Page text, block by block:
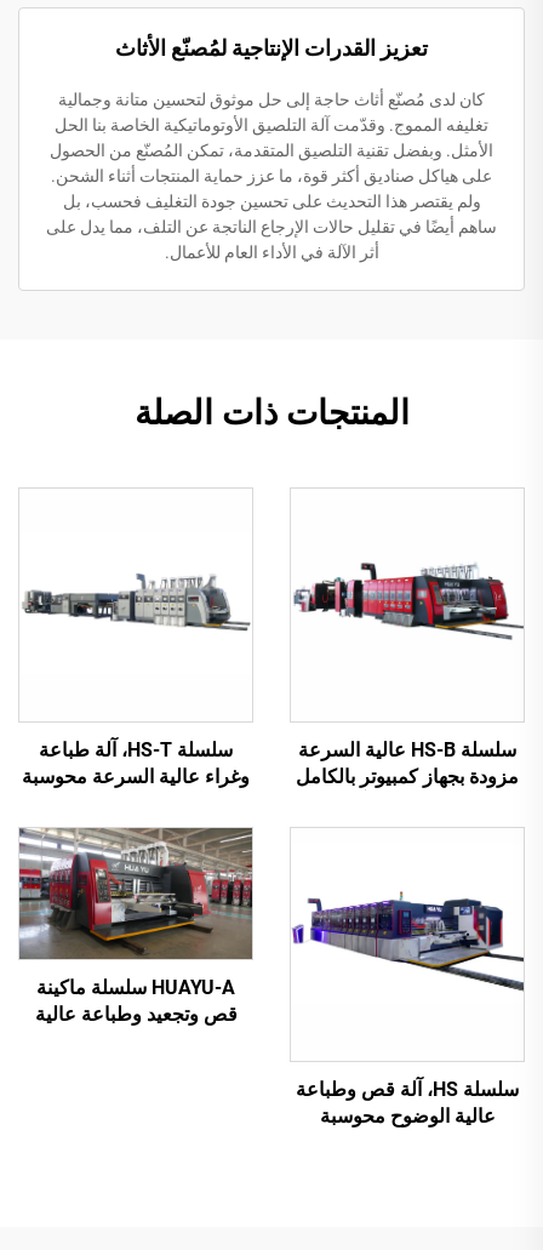
تعزيز القدرات الإنتاجية لمُصنّع الأثاث
كان لدى مُصنّع أثاث حاجة إلى حل موثوق لتحسين متانة وجمالية
تغليفه المموج. وقدّمت آلة التلصيق الأوتوماتيكية الخاصة بنا الحل
الأمثل. وبفضل تقنية التلصيق المتقدمة، تمكن المُصنّع من الحصول
على هياكل صناديق أكثر قوة، ما عزز حماية المنتجات أثناء الشحن.
ولم يقتصر هذا التحديث على تحسين جودة التغليف فحسب، بل
ساهم أيضًا في تقليل حالات الإرجاع الناتجة عن التلف، مما يدل على
أثر الآلة في الأداء العام للأعمال.
المنتجات ذات الصلة
سلسلة HS-B عالية السرعة
مزودة بجهاز كمبيوتر بالكامل
تلقائية
سلسلة HS-T، آلة طباعة
وغراء عالية السرعة محوسبة
(للعلب الصغيرة)
سلسلة HS، آلة قص وطباعة
عالية الوضوح محوسبة
HUAYU-A سلسلة ماكينة
قص وتجعيد وطباعة عالية